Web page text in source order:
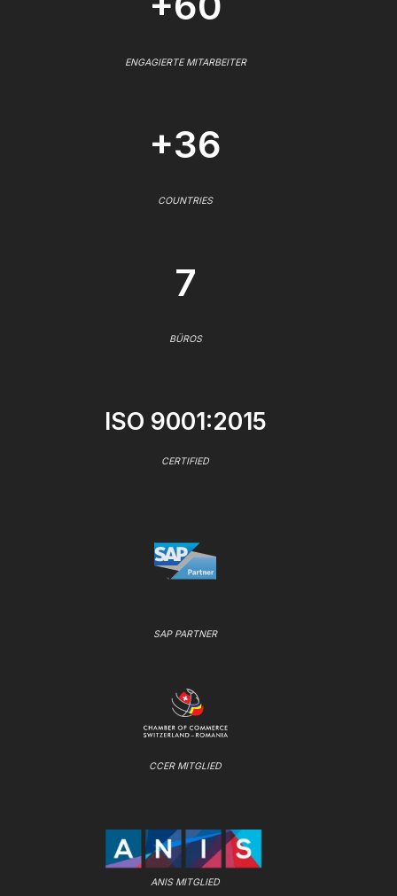
ENGAGIERTE MITARBEITER
+36
COUNTRIES
7
BÜROS
ISO 9001:2015
CERTIFIED
SAP PARTNER
CCER MITGLIED
ANIS MITGLIED